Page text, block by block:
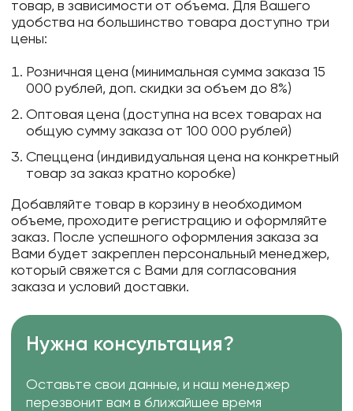
товар, в зависимости от объема. Для Вашего
удобства на большинство товара доступно три
цены:
Розничная цена (минимальная сумма заказа 15
000 рублей, доп. скидки за объем до 8%)
Оптовая цена (доступна на всех товарах на
общую сумму заказа от 100 000 рублей)
Спеццена (индивидуальная цена на конкретный
товар за заказ кратно коробке)
Добавляйте товар в корзину в необходимом
объеме, проходите регистрацию и оформляйте
заказ. После успешного оформления заказа за
Вами будет закреплен персональный менеджер,
который свяжется с Вами для согласования
заказа и условий доставки.
Нужна консультация?
Оставьте свои данные, и наш менеджер
перезвонит вам в ближайшее время